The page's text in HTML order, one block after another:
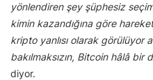
yönlendiren şey şüphesiz
kimin kazandığına göre
kripto yanlısı olarak görülüyor
bakılmaksızın, Bitcoin hâlâ bir
diyor.